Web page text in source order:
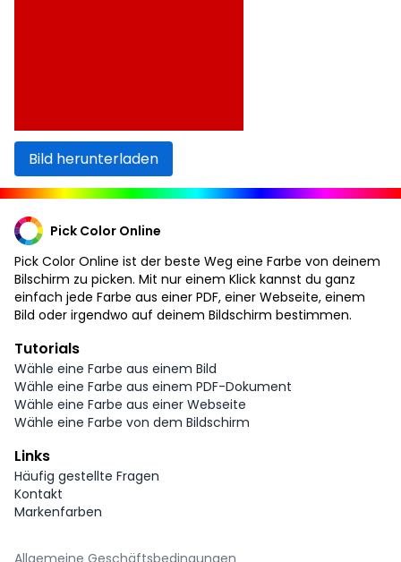
Bild herunterladen
Pick Color Online
Pick Color Online ist der beste Weg eine Farbe von deinem
Bilschirm zu picken. Mit nur einem Klick kannst du ganz
einfach jede Farbe aus einer PDF, einer Webseite, einem
Bild oder irgendwo auf deinem Bildschirm bestimmen.
Tutorials
Wähle eine Farbe aus einem Bild
Wähle eine Farbe aus einem PDF-Dokument
Wähle eine Farbe aus einer Webseite
Wähle eine Farbe von dem Bildschirm
Links
Häufig gestellte Fragen
Kontakt
Markenfarben
Allgemeine Geschäftsbedingungen